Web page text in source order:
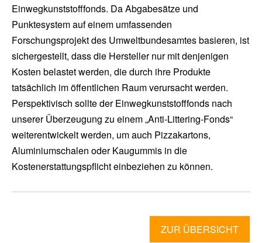
Einwegkunststofffonds. Da Abgabesätze und
Punktesystem auf einem umfassenden
Forschungsprojekt des Umweltbundesamtes basieren, ist
sichergestellt, dass die Hersteller nur mit denjenigen
Kosten belastet werden, die durch ihre Produkte
tatsächlich im öffentlichen Raum verursacht werden.
Perspektivisch sollte der Einwegkunststofffonds nach
unserer Überzeugung zu einem „Anti-Littering-Fonds“
weiterentwickelt werden, um auch Pizzakartons,
Aluminiumschalen oder Kaugummis in die
Kostenerstattungspflicht einbeziehen zu können.
ZUR ÜBERSICHT